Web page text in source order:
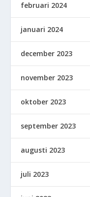
februari 2024
januari 2024
december 2023
november 2023
oktober 2023
september 2023
augusti 2023
juli 2023